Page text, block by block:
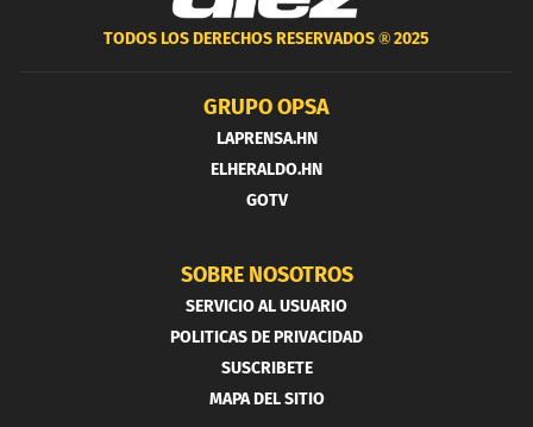
TODOS LOS DERECHOS RESERVADOS ®2025
GRUPO OPSA
LAPRENSA.HN
ELHERALDO.HN
GOTV
SOBRE NOSOTROS
SERVICIO AL USUARIO
POLITICAS DE PRIVACIDAD
SUSCRIBETE
MAPA DEL SITIO